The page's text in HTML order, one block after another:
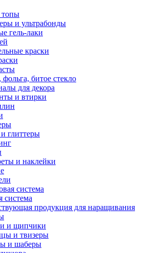
топы
и ультрабонды
гель-лаки
краски
битое стекло
для декора
и втирки
глиттеры
и наклейки
система
система
продукция для наращивания
и щипчики
и твизеры
и шаберы